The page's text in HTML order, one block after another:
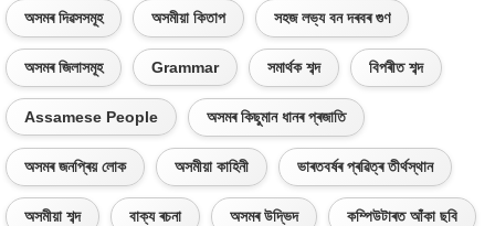
অসমৰ দিৱসসমূহ অসমীয়া কিতাপ সহজ লভ্য বন দৰবৰ গুণ
অসমৰ জিলাসমূহ Grammar সমাৰ্থক শব্দ বিপৰীত শব্দ
Assamese People অসমৰ কিছুমান ধানৰ প্ৰজাতি
অসমৰ জনপ্ৰিয় লোক অসমীয়া কাহিনী ভাৰতবৰ্ষৰ প্ৰৱিত্ৰ তীৰ্থস্থান
অসমীয়া শব্দ বাক্য ৰচনা অসমৰ উদ্ভিদ কম্পিউটাৰত আঁকা ছবি